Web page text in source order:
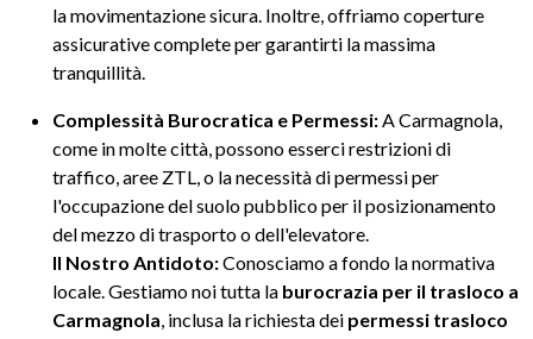
la movimentazione sicura. Inoltre, offriamo coperture
assicurative complete per garantirti la massima
tranquillità.
Complessità Burocratica e Permessi:A Carmagnola,
come in molte città, possono esserci restrizioni di
traffico, aree ZTL, o la necessità di permessi per
l'occupazione del suolo pubblico per il posizionamento
del mezzo di trasporto o dell'elevatore.
Il Nostro Antidoto:Conosciamo a fondo la normativa
locale. Gestiamo noi tutta la burocrazia per il trasloco a
Carmagnola, inclusa la richiesta dei permessi trasloco